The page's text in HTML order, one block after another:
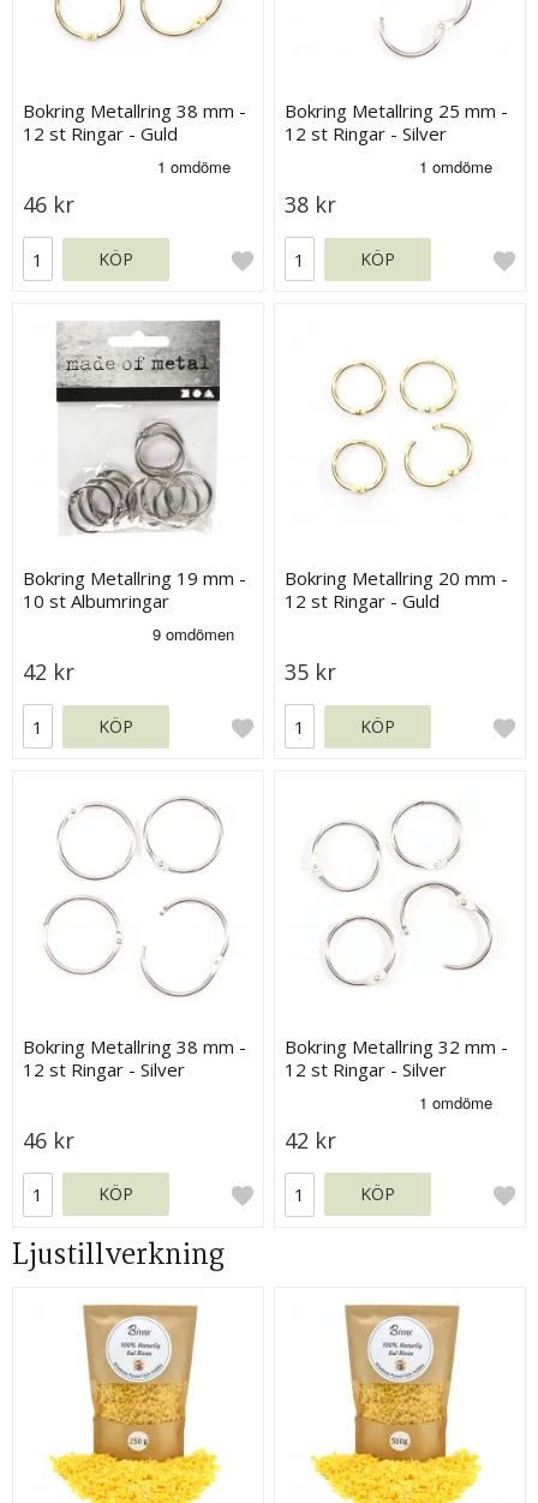
Bokring Metallring 38 mm -
12 st Ringar - Guld
46 kr
KÖP
Bokring Metallring 25 mm -
12 st Ringar - Silver
38 kr
KÖP
Bokring Metallring 19 mm -
10 st Albumringar
42 kr
KÖP
Bokring Metallring 20 mm -
12 st Ringar - Guld
35 kr
KÖP
Bokring Metallring 38 mm -
12 st Ringar - Silver
46 kr
KÖP
Bokring Metallring 32 mm -
12 st Ringar - Silver
42 kr
KÖP
Ljustillverkning